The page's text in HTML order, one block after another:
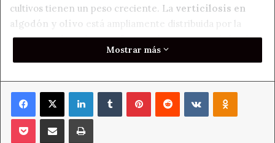
cultivos tienen un peso creciente. La verticilosis en
algodón y olivo
está ampliamente distribuida por la
cuenca mediterránea y afecta a plantas como el algodón,
el olivo, el tomate o el pistacho.
Una enfermedad difícil de
controlar
Verticillium dahliae
Mostrar más
Facebook
X LinkedInTumblrPinterestReddit VKontakte
PocketCompartir por correo electrónicoImprimir